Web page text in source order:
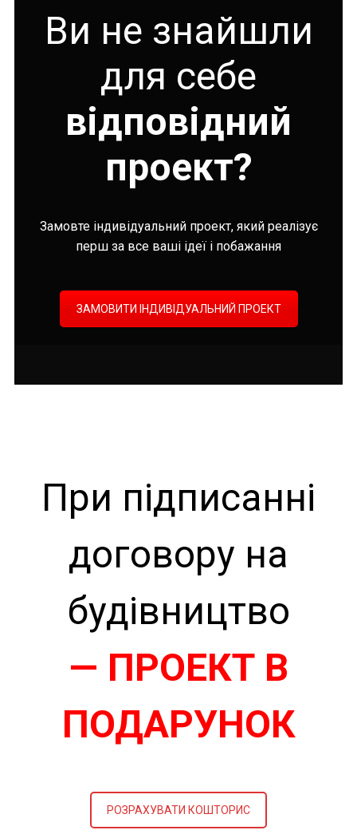
Ви не знайшли
для себе
відповідний
проект?
Замовте індивідуальний проект, який реалізує
перш за все ваші ідеї і побажання
ЗАМОВИТИ ІНДИВІДУАЛЬНИЙ ПРОЕКТ
При підписанні
договору на
будівництво
— ПРОЕКТ В
ПОДАРУНОК
РОЗРАХУВАТИ КОШТОРИС